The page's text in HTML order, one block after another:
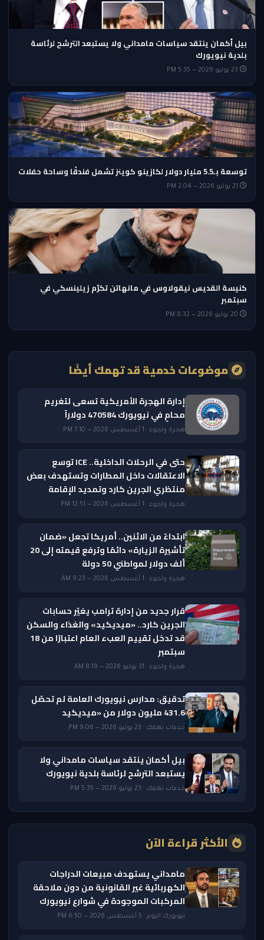
بيل أكمان ينتقد سياسات مامداني ولا يستبعد الترشح لرئاسة
بلدية نيويورك
توسعة بـ5.5 مليار دولار لكازينو كوينز تشمل فندقًا وساحة حفلات
كنيسة القديس نيقولاوس في مانهاتن تكرّم زيلينسكي في
سبتمبر
موضوعات خدمية قد تهمك أيضًا
إدارة الهجرة الأمريكية تسعى لتغريم
محامٍ في نيويورك 470584 دولاراً
هجرة ولجوء · 1 أغسطس 2026 — 7:10 PM
حتى في الرحلات الداخلية.. ICE توسع
الاعتقالات داخل المطارات وتستهدف بعض
منتظري الجرين كارد وتمديد الإقامة
هجرة ولجوء · 1 أغسطس 2026 — 12:51 PM
ابتداءً من الاثنين.. أمريكا تجعل «ضمان
تأشيرة الزيارة» دائمًا وترفع قيمته إلى 20
ألف دولار لمواطني 50 دولة
هجرة ولجوء · 1 أغسطس 2026 — 9:23 AM
قرار جديد من إدارة ترامب يغيّر حسابات
الجرين كارد.. «ميديكيد» والغذاء والسكن
قد تدخل تقييم العبء العام اعتبارًا من 18
سبتمبر
هجرة ولجوء · 31 يوليو 2026 — 8:19 AM
تدقيق: مدارس نيويورك العامة لم تحصّل
431.6 مليون دولار من «ميديكيد
خدمات تهمك · 23 يوليو 2026 — 9:06 PM
بيل أكمان ينتقد سياسات مامداني ولا
يستبعد الترشح لرئاسة بلدية نيويورك
خدمات تهمك · 23 يوليو 2026 — 5:35 PM
الأكثر قراءة الآن
مامداني يستهدف مبيعات الدراجات
الكهربائية غير القانونية من دون ملاحقة
المركبات الموجودة في شوارع نيويورك
نيويورك اليوم · 5 أغسطس 2026 — 6:50 PM